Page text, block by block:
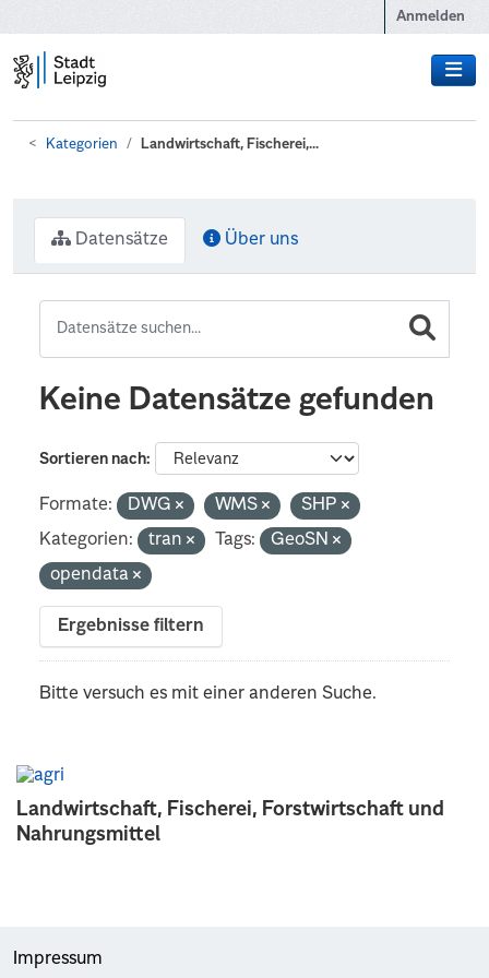
Anmelden
Kategorien Landwirtschaft, Fischerei,...
Landwirtschaft, Fischerei, Forstwirtschaft und
Nahrungsmittel
Datensätze Über uns
Keine Datensätze gefunden
Sortieren nach
Formate: DWG WMS
SHP
Kategorien:
tran Tags:
GeoSN
opendata
Ergebnisse filtern
Bitte versuch es mit einer anderen Suche.
Impressum